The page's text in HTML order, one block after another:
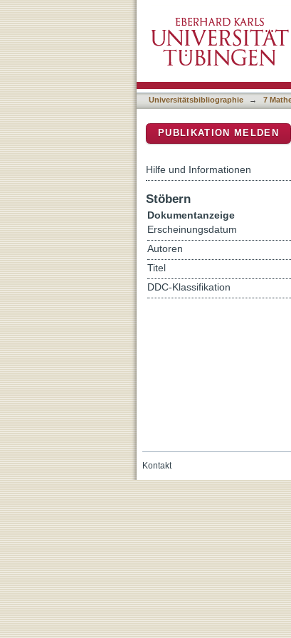
Grenzen und
Mäusen mittels
Universitätsbibliographie → 7
PUBLIKATION MELDEN
Hilfe und Informationen
Stöbern
Dokumentanzeige
Erscheinungsdatum
Autoren
Titel
DDC-Klassifikation
Kontakt